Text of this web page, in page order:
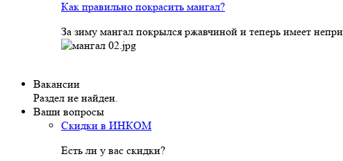
Как правильно покрасить мангал?
За зиму мангал покрылся ржавчиной и теперь имеет
Вакансии
Раздел не найден.
Ваши вопросы
Скидки в ИНКОМ
Есть ли у вас скидки?